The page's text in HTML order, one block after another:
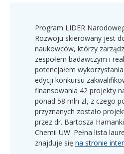
Program LIDER
Rozwoju skierowany jest
naukowców, którzy
zespołem badawczym i
potencjałem
edycji konkursu
finansowania 42 projekty
ponad 58 mln zł, z czego
przyznanych zostało
przez dr. Bartosza
Chemii UW. Pełna lista
znajduje się na stronie